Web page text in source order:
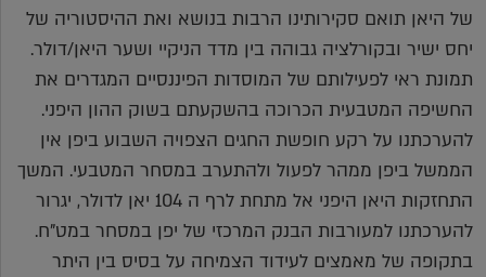
של היאן תואם סקירותינו הרבות בנושא ואת ההיסטוריה של
יחס ישיר ובקורלציה גבוהה בין מדד הניקיי ושער היאן/דולר.
תמונת ראי לפעילותם של המוסדות הפיננסיים המגדרים את
החשיפה המטבעית הכרוכה בהשקעתם בשוק ההון היפני.
להערכתנו על רקע חופשת החגים הצפויה השבוע ביפן אין
הממשל ביפן ממהר לפעול ולהתערב במסחר המטבעי. המשך
התחזקות היאן היפני אל מתחת לרף ה 104 יאן לדולר, יגרור
להערכתנו למעורבות הבנק המרכזי של יפן במסחר במט"ח.
בתקופה של מאמצים לעידוד הצמיחה על בסיס בין היתר